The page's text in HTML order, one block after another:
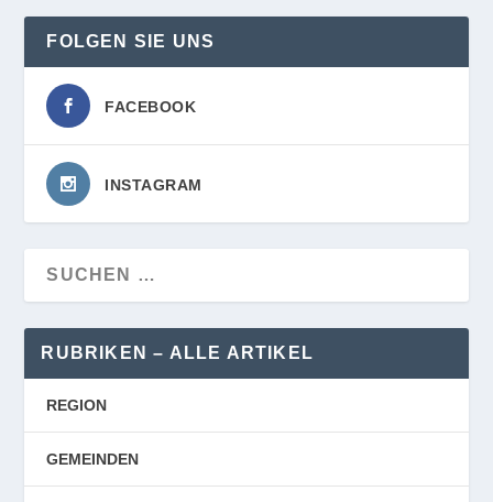
FOLGEN SIE UNS
FACEBOOK
INSTAGRAM
RUBRIKEN – ALLE ARTIKEL
REGION
GEMEINDEN